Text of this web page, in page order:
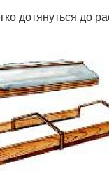
дотянуться до